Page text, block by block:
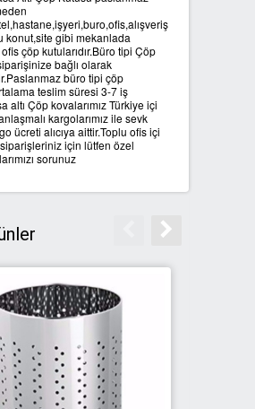
GERİ DÖNÜŞÜM
konut,site gibi mekanlada
ofis çöp kutularıdır.Büro tipi Çöp
bağlı olarak
büro tipi çöp
teslim süresi 3-7 iş
altı Çöp kovalarımız Türkiye içi
kargolarımız ile sevk
ücreti alıcıya aittir.Toplu ofis içi
için lütfen özel
sorunuz